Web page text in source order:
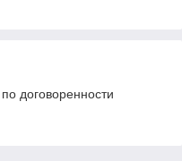
договоренности